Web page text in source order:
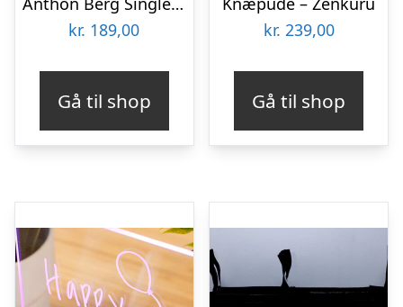
kr. 189,00
Gå til shop
kr. 239,00
Gå til shop